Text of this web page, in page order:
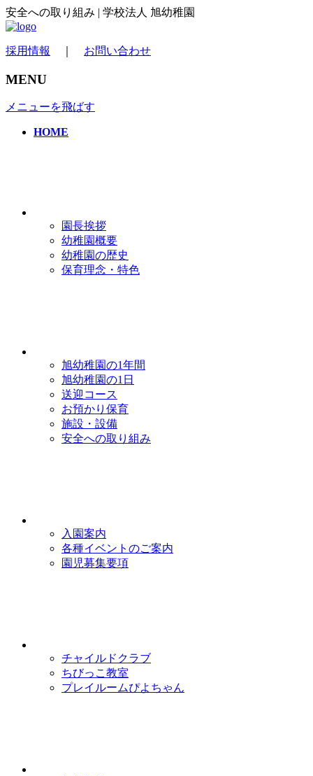
安全への取り組み | 学校法人 旭幼稚園
採用情報 お問い合わせ
MENU
メニューを飛ばす
HOME
園長挨拶
幼稚園概要
幼稚園の歴史
保育理念・特色
旭幼稚園の1年間
旭幼稚園の1日
送迎コース
お預かり保育
施設・設備
安全への取り組み
入園案内
各種イベントのご案内
園児募集要項
チャイルドクラブ
ちびっこ教室
プレイルームぴよちゃん